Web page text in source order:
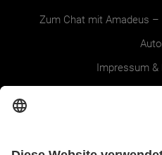
Zum Chat mit Amadeus –
Impressum &